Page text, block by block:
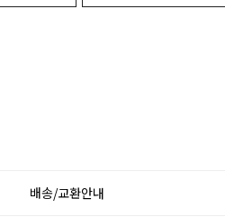
배송/교환안내